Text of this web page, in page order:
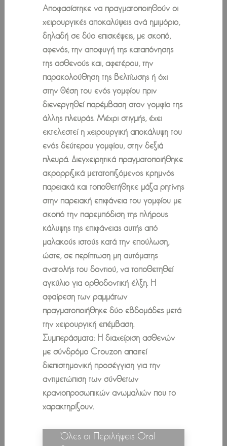
Αποφασίστηκε να πραγματοποιηθούν οι
χειρουργικές αποκαλύψεις ανά ημιμόριο,
δηλαδή σε δύο επισκέψεις, με σκοπό,
αφενός, την αποφυγή της καταπόνησης
της ασθενούς και, αφετέρου, την
παρακολούθηση της βελτίωσης ή όχι
στην θέση του ενός γομφίου πριν
διενεργηθεί παρέμβαση στον γομφίο της
άλλης πλευράς. Μέχρι στιγμής, έχει
εκτελεστεί η χειρουργική αποκάλυψη του
ενός δεύτερου γομφίου, στην δεξιά
πλευρά. Διεγχειρητικά πραγματοποιήθηκε
ακρορριζικά μετατοπιζόμενος κρημνός
παρειακά και τοποθετήθηκε μάζα ρητίνης
στην παρειακή επιφάνεια του γομφίου με
σκοπό την παρεμπόδιση της πλήρους
κάλυψης της επιφάνειας αυτής από
μαλακούς ιστούς κατά την επούλωση,
ώστε, σε περίπτωση μη αυτόματης
ανατολής του δοντιού, να τοποθετηθεί
αγκύλιο για ορθοδοντική έλξη. Η
αφαίρεση των ραμμάτων
πραγματοποιήθηκε δύο εβδομάδες μετά
την χειρουργική επέμβαση.
Συμπεράσματα: Η διαχείριση ασθενών
με σύνδρόμο Crouzon απαιτεί
διεπιστημονική προσέγγιση για την
αντιμετώπιση των σύνθετων
κρανιοπροσωπικών ανωμαλιών που το
χαρακτηρίζουν.
Όλες οι Περιλήψεις Oral